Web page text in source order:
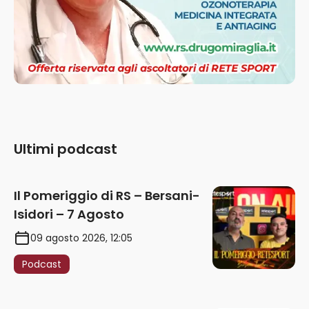
Ultimi podcast
Il Pomeriggio di RS – Bersani-
Isidori – 7 Agosto
09 agosto 2026, 12:05
Podcast